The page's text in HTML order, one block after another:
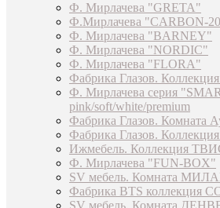
Ф. Мирлачева "GRETA"
Ф.Мирлачева "CARBON-
Ф. Мирлачева "BARNEY"
Ф. Мирлачева "NORDIC"
Ф. Мирлачева "FLORA"
Фабрика Глазов.
Ф. Мирлачева серия
pink/soft/white/premium
Фабрика Глазов. Комната
Фабрика Глазов.
Ижмебель. Коллекция
Ф. Мирлачева "FUN-BOX"
SV мебель. Комната
Фабрика BTS коллекция
SV мебель. Комната